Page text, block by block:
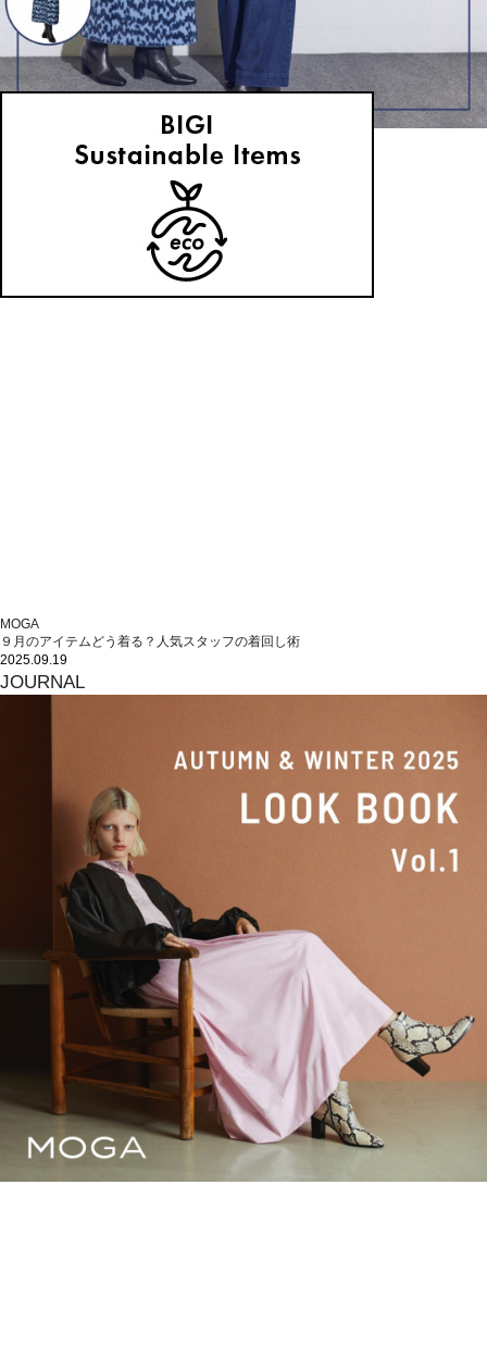
MOGA
９月のアイテムどう着る？人気スタッフの着回し術
2025.09.19
JOURNAL